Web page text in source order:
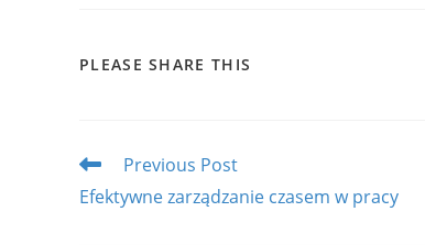
PLEASE SHARE THIS
Read
more
articles
Previous Post
Efektywne zarządzanie czasem w pracy